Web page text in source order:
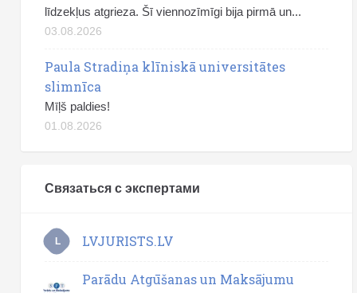
līdzekļus atgrieza. Šī viennozīmīgi bija pirmā un...
03.08.2026
Paula Stradiņa klīniskā universitātes
slimnīca
Mīļš paldies!
01.08.2026
Связаться с экспертами
L LVJURISTS.LV
Parādu Atgūšanas un Maksājumu